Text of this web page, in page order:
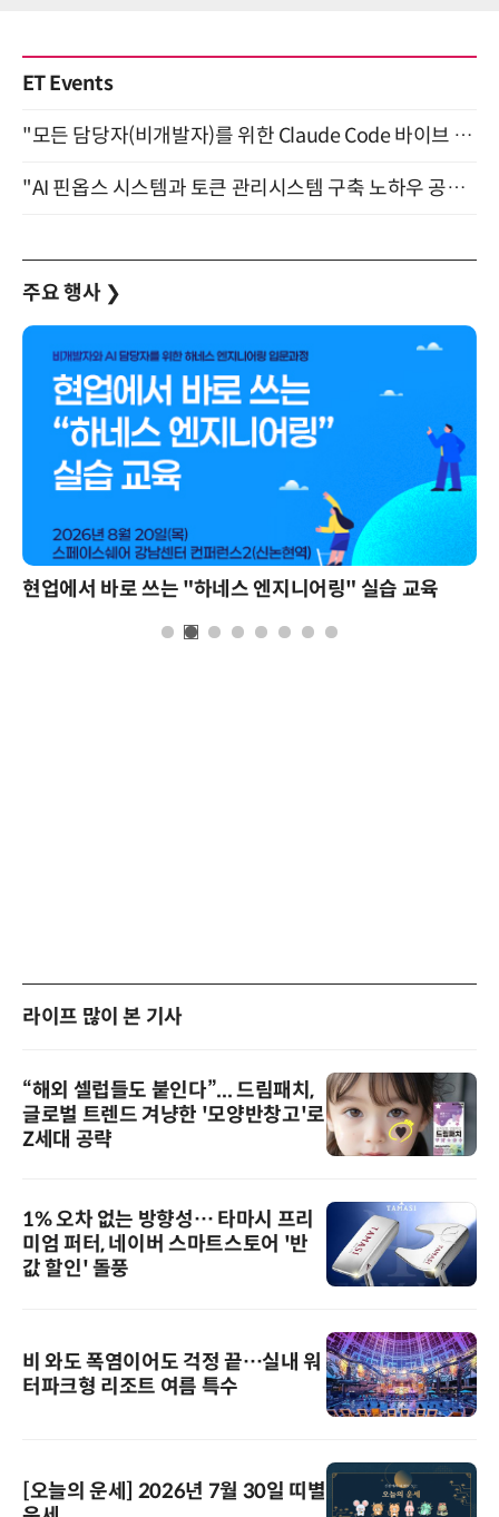
ET Events
"모든 담당자(비개발자)를 위한 Claude Code 바이브 코딩 2-day 부트캠프" 9월 16~17일 개최
"AI 핀옵스 시스템과 토큰 관리시스템 구축 노하우 공개" 잠실 한국광고문화회관 2층 대회의실 (8/21)
주요 행사 ❯
현업에서 바로 쓰는 "하네스 엔지니어링" 실습 교육
라이프 많이 본 기사
“해외 셀럽들도 붙인다”... 드림패치,
글로벌 트렌드 겨냥한 '모양반창고'로
Z세대 공략
1% 오차 없는 방향성… 타마시 프리
미엄 퍼터, 네이버 스마트스토어 '반
값 할인' 돌풍
비 와도 폭염이어도 걱정 끝…실내 워
터파크형 리조트 여름 특수
[오늘의 운세] 2026년 7월 30일 띠별